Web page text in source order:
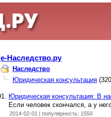
e-Наследство.ру
Наследство
Юридическая консультация
Юридическая консультация: В
Если человек скончался, а у
2014-02-01 | популярность: 1550